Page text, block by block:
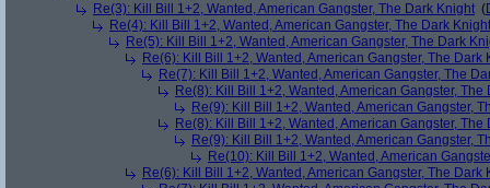
Re(3): Kill Bill 1+2, Wanted, American Gangster, The Dark Knight (
Re(4): Kill Bill 1+2, Wanted, American Gangster, The Dark Knight
Re(5): Kill Bill 1+2, Wanted, American Gangster, The Dark
Re(6): Kill Bill 1+2, Wanted, American Gangster, The Dark
Re(7): Kill Bill 1+2, Wanted, American Gangster, The
Re(8): Kill Bill 1+2, Wanted, American Gangster, The
Re(9): Kill Bill 1+2, Wanted, American Gangster,
Re(8): Kill Bill 1+2, Wanted, American Gangster, The
Re(9): Kill Bill 1+2, Wanted, American Gangster,
Re(10): Kill Bill 1+2, Wanted, American
Re(6): Kill Bill 1+2, Wanted, American Gangster, The Dark